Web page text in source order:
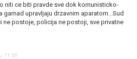
niti ce biti pravde sve dok komunisticko-
gamad upravljaju drzavnim aparatom...Sud
ne postoje, policija ne postoji, sve privatne
11:35